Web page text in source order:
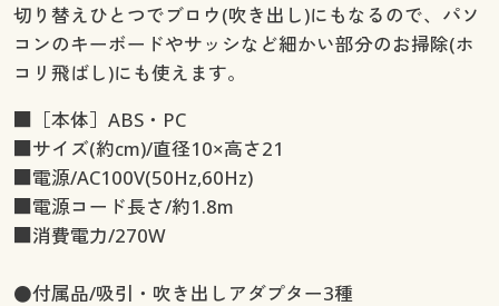
切り替えひとつでブロウ(吹き出し)にもなるので、パソ
コンのキーボードやサッシなど細かい部分のお掃除(ホ
コリ飛ばし)にも使えます。
■［本体］ABS・PC
■サイズ(約cm)/直径10×高さ21
■電源/AC100V(50Hz,60Hz)
■電源コード長さ/約1.8m
■消費電力/270W
●付属品/吸引・吹き出しアダプター3種